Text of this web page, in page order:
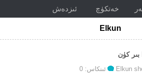
خەتكۈچ ئىزدەش
Elkun
بىر كۈن
Elkun ئىنكاس: 0